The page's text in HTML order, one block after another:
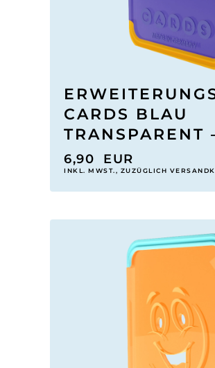
CARDS BLAU
TRANSPARENT
6,90 EUR
INKL. MWST., ZUZÜGLICH